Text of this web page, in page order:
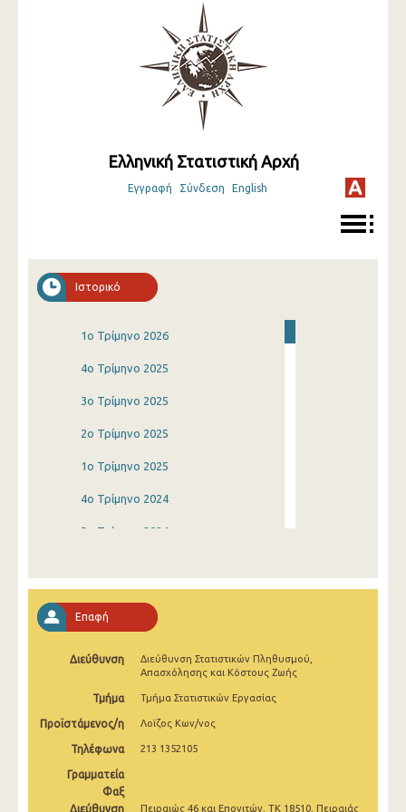
Ελληνική Στατιστική Αρχή
Εγγραφή Σύνδεση English
Ιστορικό
1o Τρίμηνο 2026
4o Τρίμηνο 2025
3o Τρίμηνο 2025
2o Τρίμηνο 2025
1o Τρίμηνο 2025
4o Τρίμηνο 2024
3o Τρίμηνο 2024
4o Τρίμηνο 2023
3o Τρίμηνο 2023
2o Τρίμηνο 2023
1o Τρίμηνο 2023
3o Τρίμηνο 2022
Επαφή
Διεύθυνση
Διεύθυνση Στατιστικών Πληθυσμού,
Απασχόλησης και Κόστους Ζωής
Τμήμα Τμήμα Στατιστικών Εργασίας
Προϊστάμενος/η Λοϊζος Κων/νος
Τηλέφωνα 213 1352105
Γραμματεία
Φαξ
Διεύθυνση
Πειραιώς 46 και Επονιτών, ΤΚ 18510, Πειραιάς